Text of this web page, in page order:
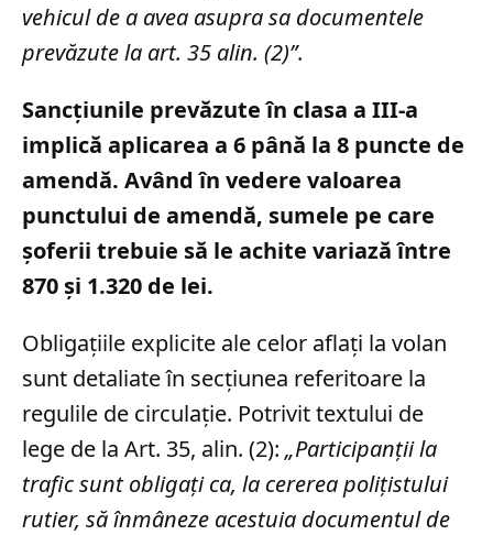
vehicul de a avea asupra sa documentele
prevăzute la art. 35 alin. (2)”.
Sancțiunile prevăzute în clasa a III-a
implică aplicarea a 6 până la 8 puncte de
amendă. Având în vedere valoarea
punctului de amendă, sumele pe care
șoferii trebuie să le achite variază între
870 și 1.320 de lei.
Obligațiile explicite ale celor aflați la volan
sunt detaliate în secțiunea referitoare la
regulile de circulație. Potrivit textului de
lege de la Art. 35, alin. (2): „Participanţii la
trafic sunt obligaţi ca, la cererea poliţistului
rutier, să înmâneze acestuia documentul de